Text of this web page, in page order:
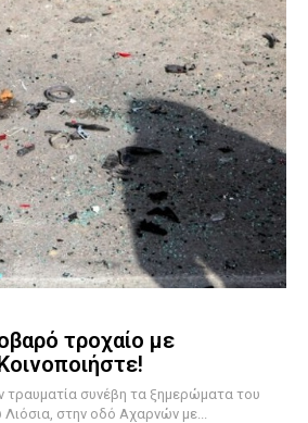
τροχαίο με
τραυματία συνέβη τα ξημερώματα του
στην οδό Αχαρνών με...